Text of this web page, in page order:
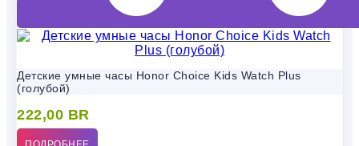
Детские умные часы Honor Choice Kids Watch Plus
(голубой)
222,00 BR